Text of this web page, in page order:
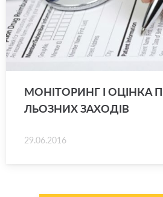
МО­НІ­ТО­РИНГ І ОЦІН­КА
ЛЬО­ЗНИХ ЗА­ХО­ДІВ
29.06.2016